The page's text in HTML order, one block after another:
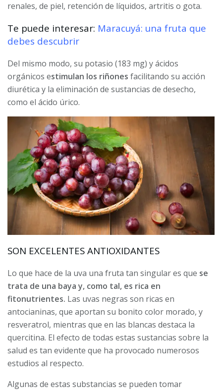
renales, de piel, retención de líquidos, artritis o gota.
Te puede interesar: Maracuyá: una fruta que
debes descubrir
Del mismo modo, su potasio (183 mg) y ácidos
orgánicos estimulan los riñones facilitando su acción
diurética y la eliminación de sustancias de desecho,
como el ácido úrico.
SON EXCELENTES ANTIOXIDANTES
Lo que hace de la uva una fruta tan singular es que se
trata de una baya y, como tal, es rica en
fitonutrientes. Las uvas negras son ricas en
antocianinas, que aportan su bonito color morado, y
resveratrol, mientras que en las blancas destaca la
quercitina. El efecto de todas estas sustancias sobre la
salud es tan evidente que ha provocado numerosos
estudios al respecto.
Algunas de estas substancias se pueden tomar